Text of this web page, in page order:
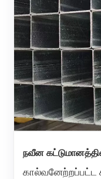
நவீன
செவ்வக ஸ்டீல்
கால்வனேற்றப்பட்ட